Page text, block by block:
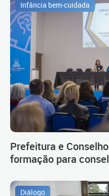
Infância bem-cuidada
Prefeitura e
formação para
Diálogo